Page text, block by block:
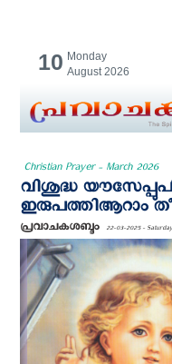
10 Monday
August 2026
Christian Prayer - March 2026
വിശുദ്ധ
ഇരുപത്തിആറാം
പ്രവാചകശബ്ദം 22-03-2025 - Saturday